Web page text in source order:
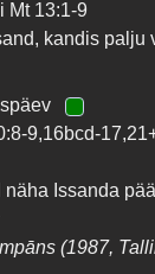
Mt 13:1-9
kandis palju
9,16bcd-
Issanda
(1987,